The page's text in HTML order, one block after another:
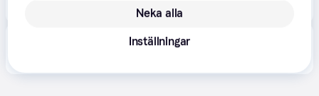
Produkten finns även hos 1 butik som valt att inte
Neka alla
Inställningar